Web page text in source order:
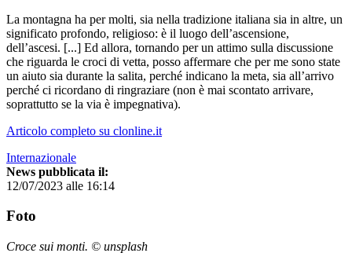
La montagna ha per molti, sia nella tradizione italiana sia in altre, un
significato profondo, religioso: è il luogo dell’ascensione,
dell’ascesi. [...] Ed allora, tornando per un attimo sulla discussione
che riguarda le croci di vetta, posso affermare che per me sono state
un aiuto sia durante la salita, perché indicano la meta, sia all’arrivo
perché ci ricordano di ringraziare (non è mai scontato arrivare,
soprattutto se la via è impegnativa).
Articolo completo su clonline.it
Internazionale
News pubblicata il:
12/07/2023 alle 16:14
Foto
Croce sui monti. © unsplash